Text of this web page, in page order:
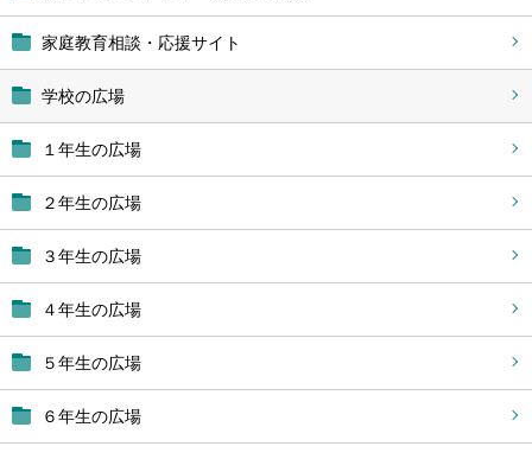
家庭教育相談・応援サイト
学校の広場
１年生の広場
２年生の広場
３年生の広場
４年生の広場
５年生の広場
６年生の広場